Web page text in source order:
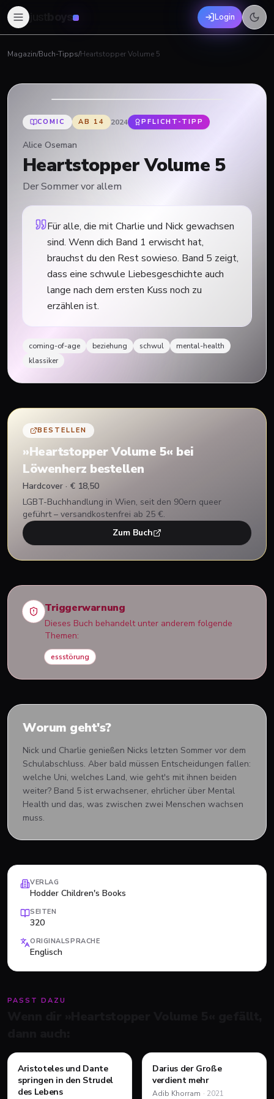
boys Login
Magazin/Buch-Tipps/Heartstopper Volume 5
COMIC AB 14 2024 PFLICHT-TIPP
Alice Oseman
Heartstopper Volume 5
Der Sommer vor allem
Für alle, die mit Charlie und Nick gewachsen
sind. Wenn dich Band 1 erwischt hat,
brauchst du den Rest sowieso. Band 5 zeigt,
dass eine schwule Liebesgeschichte auch
lange nach dem ersten Kuss noch zu
erzählen ist.
coming-of-age beziehung schwul
mental-health
klassiker
BESTELLEN
»Heartstopper Volume 5« bei
Löwenherz bestellen
Hardcover · € 18,50
LGBT-Buchhandlung in Wien, seit den 90ern queer
geführt – versandkostenfrei ab 25 €.
Zum Buch
Triggerwarnung
Dieses Buch behandelt unter anderem folgende
Themen:
essstörung
Worum geht's?
Nick und Charlie genießen Nicks letzten Sommer vor dem
Schulabschluss. Aber bald müssen Entscheidungen fallen:
welche Uni, welches Land, wie geht's mit ihnen beiden
weiter? Band 5 ist erwachsener, ehrlicher über Mental
Health und das, was zwischen zwei Menschen wachsen
muss.
VERLAG
Hodder Children's Books
SEITEN
320
ORIGINALSPRACHE
Englisch
PASST DAZU
ROMAN
Aristoteles und Dante
springen in den Strudel
des Lebens
Darius der Große
verdient mehr
Adib Khorram · 2021